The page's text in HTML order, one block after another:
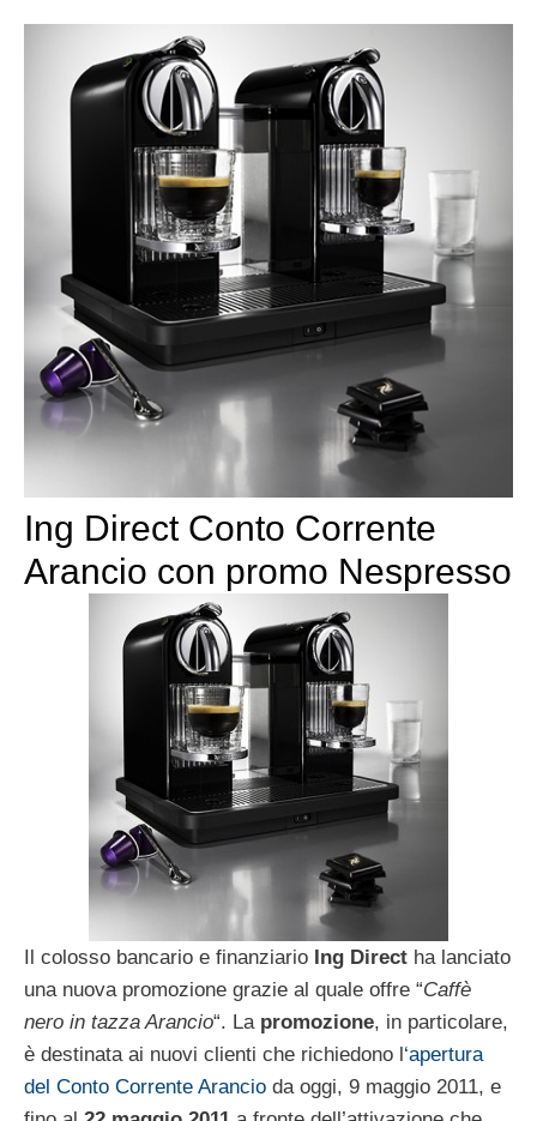
Ing Direct Conto Corrente
Arancio con promo Nespresso
Il colosso bancario e finanziario Ing Direct ha lanciato
una nuova promozione grazie al quale offre “Caffè
nero in tazza Arancio“. Lapromozione, in particolare,
è destinata ai nuovi clienti che richiedono l‘apertura
del Conto Corrente Arancio da oggi, 9 maggio 2011, e